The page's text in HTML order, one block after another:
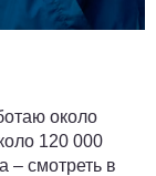
около
120 000
– смотреть в